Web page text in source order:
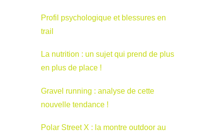
Profil psychologique et blessures en
trail
La nutrition : un sujet qui prend de plus
en plus de place !
Gravel running : analyse de cette
nouvelle tendance !
Polar Street X : la montre outdoor au